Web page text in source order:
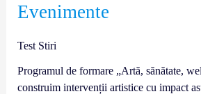
Evenimente
Test Stiri
Programul de formare „Artă, sănătate,
construim intervenții artistice cu impact